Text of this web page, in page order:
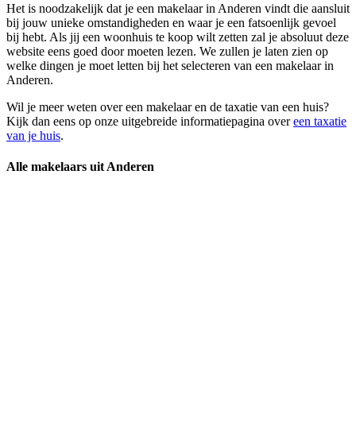
Het is noodzakelijk dat je een makelaar in Anderen vindt die aansluit
bij jouw unieke omstandigheden en waar je een fatsoenlijk gevoel
bij hebt. Als jij een woonhuis te koop wilt zetten zal je absoluut deze
website eens goed door moeten lezen. We zullen je laten zien op
welke dingen je moet letten bij het selecteren van een makelaar in
Anderen.
Wil je meer weten over een makelaar en de taxatie van een huis?
Kijk dan eens op onze uitgebreide informatiepagina overeen taxatie
van je huis.
Alle makelaars uit Anderen